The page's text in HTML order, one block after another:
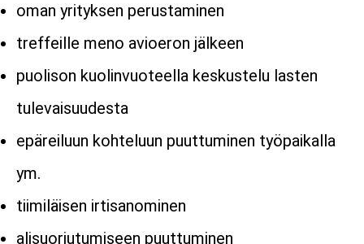
oman yrityksen perustaminen
treffeille meno avioeron jälkeen
puolison kuolinvuoteella keskustelu lasten
tulevaisuudesta
epäreiluun kohteluun puuttuminen työpaikalla
ym.
tiimiläisen irtisanominen
alisuoriutumiseen puuttuminen